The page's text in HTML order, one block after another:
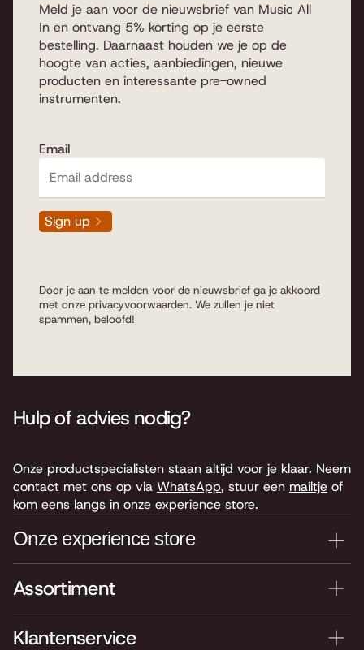
Meld je aan voor de nieuwsbrief van Music All
In en ontvang 5% korting op je eerste
bestelling. Daarnaast houden we je op de
hoogte van acties, aanbiedingen, nieuwe
producten en interessante pre-owned
instrumenten.
Email
Sign up
Door je aan te melden voor de nieuwsbrief ga je akkoord
met onze privacyvoorwaarden. We zullen je niet
spammen, beloofd!
Assortiment
Klantenservice
Hulp of advies nodig?
Onze productspecialisten staan altijd voor je klaar. Neem
contact met ons op via WhatsApp, stuur een mailtje of
kom eens langs in onze experience store.
Onze experience store
Je nieuwe instrument testen? Kom langs in onze winkel